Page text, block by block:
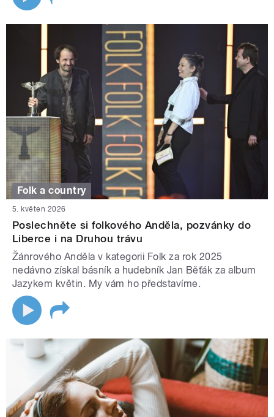
Folk a country
5. květen 2026
Poslechněte si folkového Anděla, pozvánky do
Liberce i na Druhou trávu
Žánrového Anděla v kategorii Folk za rok 2025
nedávno získal básník a hudebník Jan Běťák za album
Jazykem květin. My vám ho představíme.